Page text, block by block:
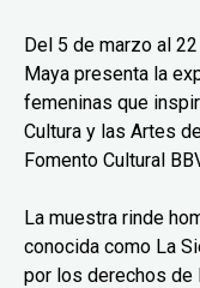
Del 5 de marzo al
Maya presenta la
femeninas que
Cultura y las Artes
Fomento Cultural
La muestra rinde
conocida como La
por los derechos de